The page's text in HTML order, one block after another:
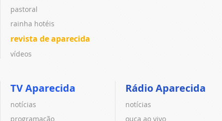
pastoral
rainha hotéis
revista de aparecida
vídeos
TV Aparecida
notícias
programação
Rádio Aparecida
notícias
ouça ao vivo